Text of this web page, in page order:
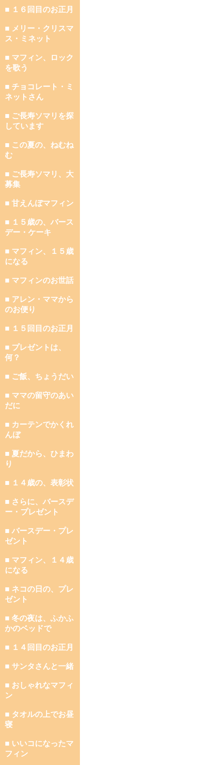
■ １６回目のお正月
■ メリー・クリスマ
ス・ミネット
■ マフィン、ロック
を歌う
■ チョコレート・ミ
ネットさん
■ ご長寿ソマリを探
しています
■ この夏の、ねむね
む
■ ご長寿ソマリ、大
募集
■ 甘えんぼマフィン
■ １５歳の、バース
デー・ケーキ
■ マフィン、１５歳
になる
■ マフィンのお世話
■ アレン・ママから
のお便り
■ １５回目のお正月
■ プレゼントは、
何？
■ ご飯、ちょうだい
■ ママの留守のあい
だに
■ カーテンでかくれ
んぼ
■ 夏だから、ひまわ
り
■ １４歳の、表彰状
■ さらに、バースデ
ー・プレゼント
■ バースデー・プレ
ゼント
■ マフィン、１４歳
になる
■ ネコの日の、プレ
ゼント
■ 冬の夜は、ふかふ
かのベッドで
■ １４回目のお正月
■ サンタさんと一緒
■ おしゃれなマフィ
ン
■ タオルの上でお昼
寝
■ いいコになったマ
フィン